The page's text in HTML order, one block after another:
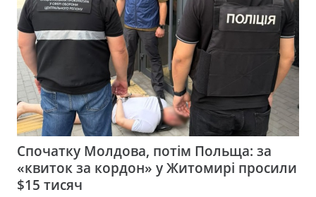
Спочатку Молдова, потім Польща: за
«квиток за кордон» у Житомирі просили
$15 тисяч